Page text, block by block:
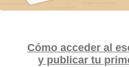
Cómo acceder al
y publicar tu